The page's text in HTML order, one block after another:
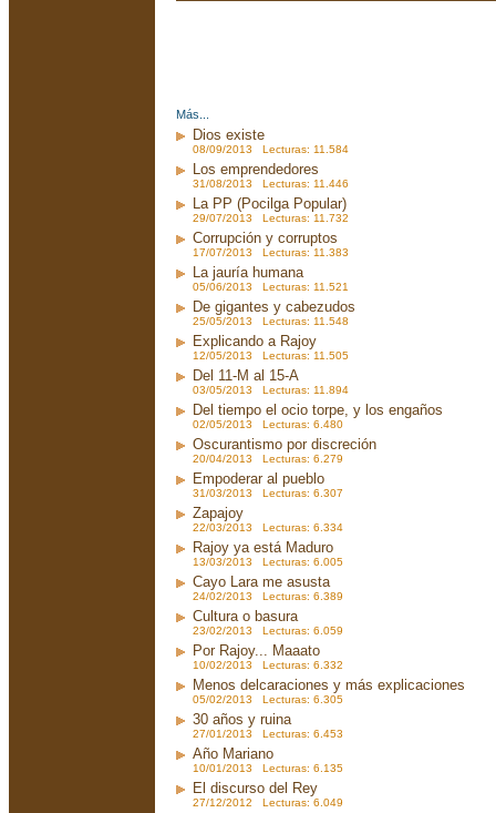
Más...
Dios existe
08/09/2013 Lecturas: 11.584
Los emprendedores
31/08/2013 Lecturas: 11.446
La PP (Pocilga Popular)
29/07/2013 Lecturas: 11.732
Corrupción y corruptos
17/07/2013 Lecturas: 11.383
La jauría humana
05/06/2013 Lecturas: 11.521
De gigantes y cabezudos
25/05/2013 Lecturas: 11.548
Explicando a Rajoy
12/05/2013 Lecturas: 11.505
Del 11-M al 15-A
03/05/2013 Lecturas: 11.894
Del tiempo el ocio torpe, y los engaños
02/05/2013 Lecturas: 6.480
Oscurantismo por discreción
20/04/2013 Lecturas: 6.279
Empoderar al pueblo
31/03/2013 Lecturas: 6.307
Zapajoy
22/03/2013 Lecturas: 6.334
Rajoy ya está Maduro
13/03/2013 Lecturas: 6.005
Cayo Lara me asusta
24/02/2013 Lecturas: 6.389
Cultura o basura
23/02/2013 Lecturas: 6.059
Por Rajoy... Maaato
10/02/2013 Lecturas: 6.332
Menos delcaraciones y más explicaciones
05/02/2013 Lecturas: 6.305
30 años y ruina
27/01/2013 Lecturas: 6.453
Año Mariano
10/01/2013 Lecturas: 6.135
El discurso del Rey
27/12/2012 Lecturas: 6.049